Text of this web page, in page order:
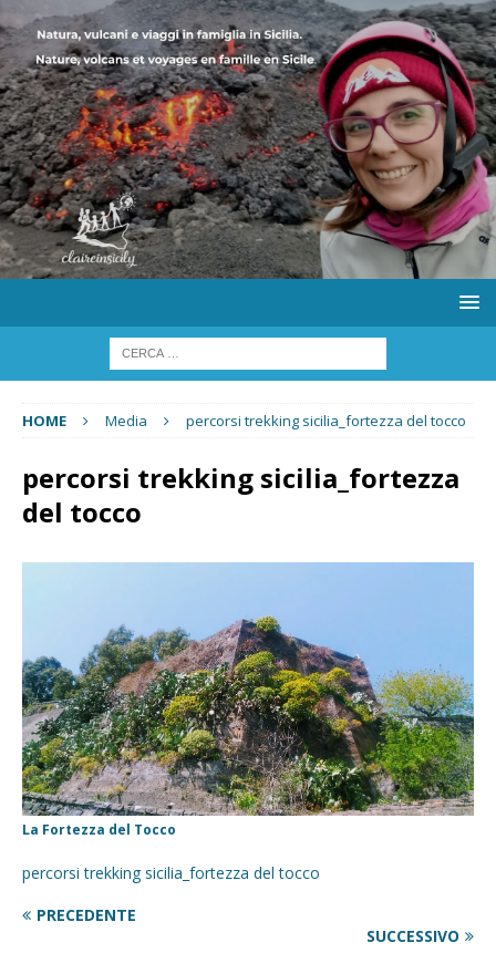
HOME Media percorsi trekking sicilia_fortezza del tocco
percorsi trekking sicilia_fortezza
del tocco
La Fortezza del Tocco
percorsi trekking sicilia_fortezza del tocco
PRECEDENTE
SUCCESSIVO